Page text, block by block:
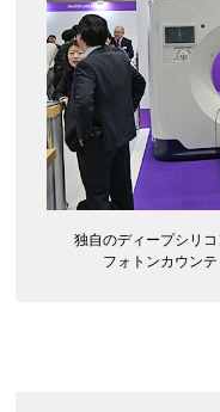
独自のディープシリ
フォトンカウン